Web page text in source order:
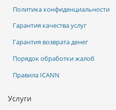
Услуги
Политика конфиденциальности
Гарантия качества услуг
Гарантия возврата денег
Порядок обработки жалоб
Правила ICANN